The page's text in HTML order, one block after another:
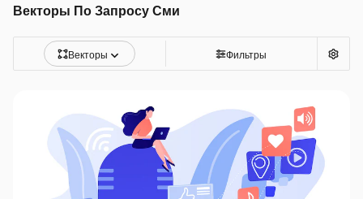
Векторы По Запросу Сми
Векторы Фильтры